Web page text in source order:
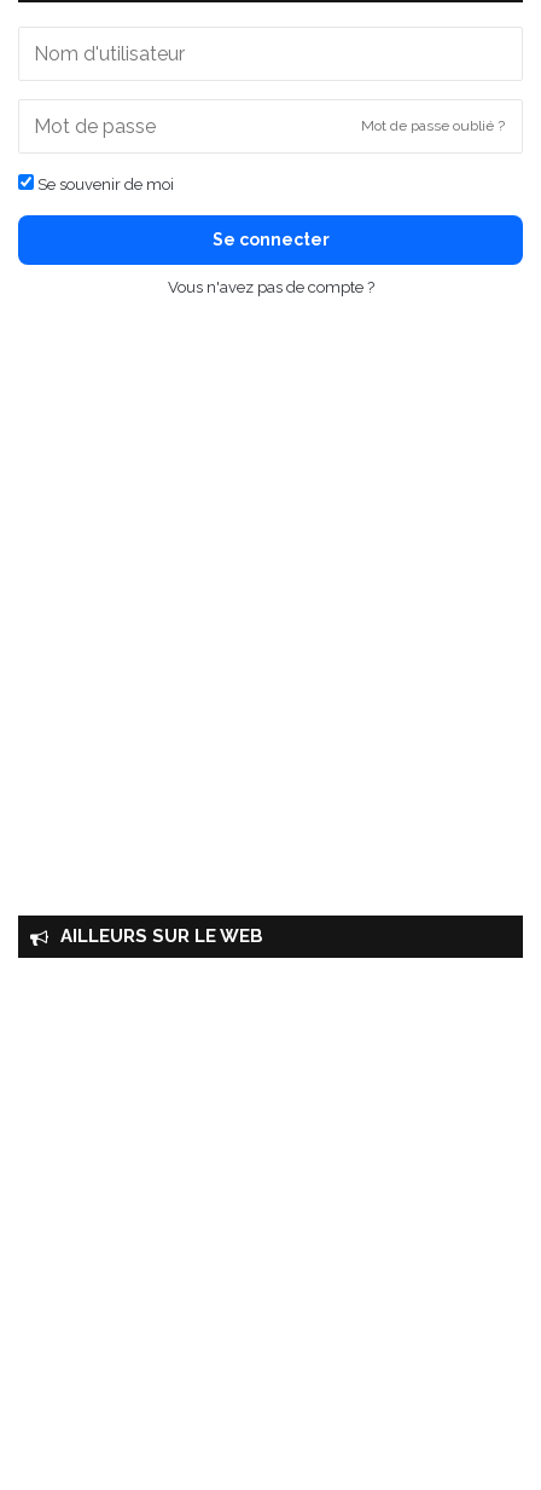
Mot de passe oublié ?
Se souvenir de moi
Se connecter
Vous n'avez pas de compte ?
AILLEURS SUR LE WEB